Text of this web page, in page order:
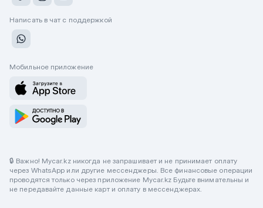
Написать в чат с поддержкой
Мобильное приложение
🔒 Важно! Mycar.kz никогда не запрашивает и не принимает оплату
через WhatsApp или другие мессенджеры. Все финансовые операции
проводятся только через приложение Mycar.kz Будьте внимательны и
не передавайте данные карт и оплату в мессенджерах.